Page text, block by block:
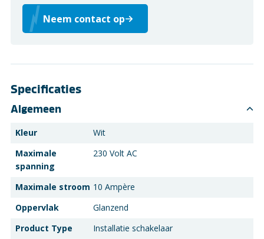
Neem contact op
Specificaties
Algemeen
Kleur
Wit
Maximale
spanning
230 Volt AC
Maximale stroom 10 Ampère
Oppervlak
Glanzend
Product Type
Installatie schakelaar